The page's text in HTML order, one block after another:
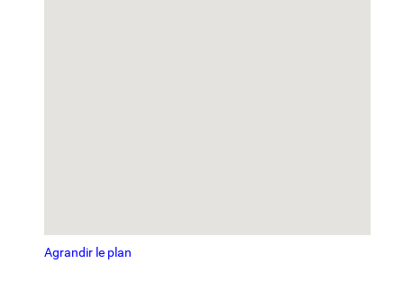
Agrandir le plan